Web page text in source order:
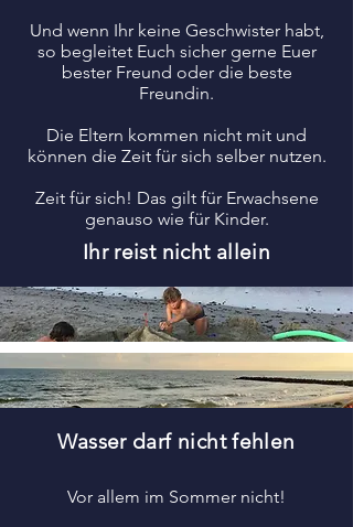
Und wenn Ihr keine Geschwister habt,
so begleitet Euch sicher gerne Euer
bester Freund oder die beste
Freundin.
Die Eltern kommen nicht mit und
können die Zeit für sich selber nutzen.
Zeit für sich! Das gilt für Erwachsene
genauso wie für Kinder.
Ihr reist nicht allein
Wasser darf nicht fehlen
Vor allem im Sommer nicht!